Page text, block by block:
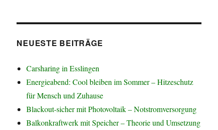
NEUESTE BEITRÄGE
Carsharing in Esslingen
Energieabend: Cool bleiben im Sommer – Hitzeschutz
für Mensch und Zuhause
Blackout-sicher mit Photovoltaik – Notstromversorgung
Balkonkraftwerk mit Speicher – Theorie und Umsetzung